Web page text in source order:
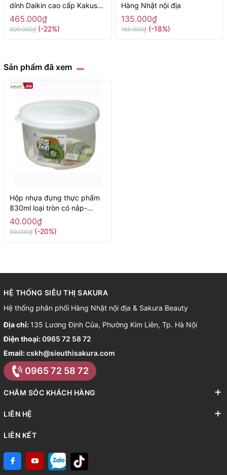
dính Daikin cao cấp Kakusee
- size 24cm, màu đỏ - Hàng
Nhật nội địaa
465.000₫
600.000₫ (-22%)
Hàng Nhật nội địa
135.000₫
165.000₫ (-18%)
Sản phẩm đã xem
Hộp nhựa đựng thực phẩm
830ml loại tròn có nắp-
Hàng Nhật nội địa
40.000₫
50.000₫ (-20%)
HỆ THỐNG SIÊU THỊ SAKURA
Hệ thống phân phối Hàng Nhật nội địa & Sakura Beauty
Địa chỉ: 135 Lương Định Của, Phường Kim Liên, Tp. Hà Nội
Điện thoại:0965 72 58 72
Email:cskh@sieuthisakura.com
0965 72 58 72
CHĂM SÓC KHÁCH HÀNG
LIÊN HỆ
LIÊN KẾT